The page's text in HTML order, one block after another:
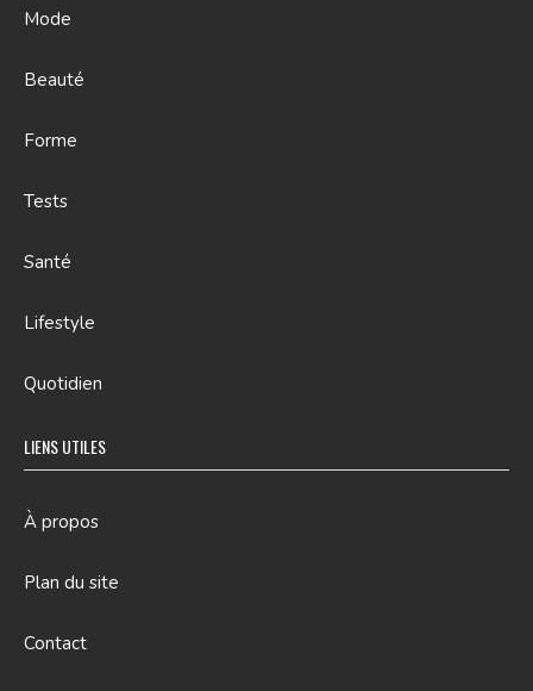
Mode
Beauté
Forme
Tests
Santé
Lifestyle
Quotidien
LIENS UTILES
À propos
Plan du site
Contact